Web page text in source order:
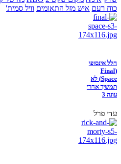
כוח רעם איש מזל התאומים וויל סמית'
חלל אינסופי
(Final
Space) לא
תמשיך אחרי
עונה 3
עדי פרל